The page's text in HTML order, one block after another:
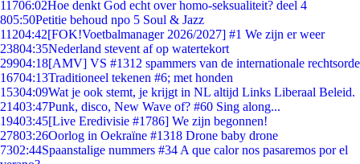
11706:02Hoe denkt God echt over homo-seksualiteit? deel 4
805:50Petitie behoud npo 5 Soul & Jazz
11204:42[FOK!Voetbalmanager 2026/2027] #1 We zijn er weer
23804:35Nederland stevent af op watertekort
29904:18[AMV] VS #1312 spammers van de internationale rechtsorde
16704:13Traditioneel tekenen #6; met honden
15304:09Wat je ook stemt, je krijgt in NL altijd Links Liberaal Beleid.
21403:47Punk, disco, New Wave of? #60 Sing along...
19403:45[Live Eredivisie #1786] We zijn begonnen!
27803:26Oorlog in Oekraïne #1318 Drone baby drone
7302:44Spaanstalige nummers #34 A que calor nos pasaremos por el